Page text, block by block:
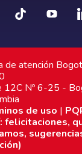
de atención
12C Nº 6-25 -
de uso |
felicitaciones,